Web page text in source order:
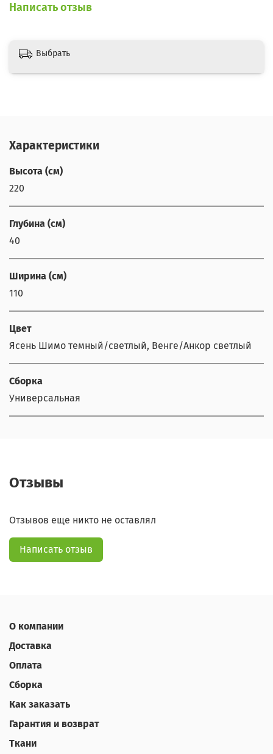
Написать отзыв
Выбрать
Характеристики
Высота (см)
220
Глубина (см)
40
Ширина (см)
110
Цвет
Ясень Шимо темный/светлый, Венге/Анкор светлый
Сборка
Универсальная
Отзывы
Отзывов еще никто не оставлял
Написать отзыв
О компании
Доставка
Оплата
Сборка
Как заказать
Гарантия и возврат
Ткани